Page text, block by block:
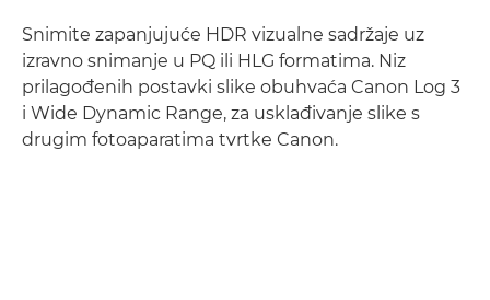
Snimite zapanjujuće HDR vizualne sadržaje uz
izravno snimanje u PQ ili HLG formatima. Niz
prilagođenih postavki slike obuhvaća Canon Log 3
i Wide Dynamic Range, za usklađivanje slike s
drugim fotoaparatima tvrtke Canon.